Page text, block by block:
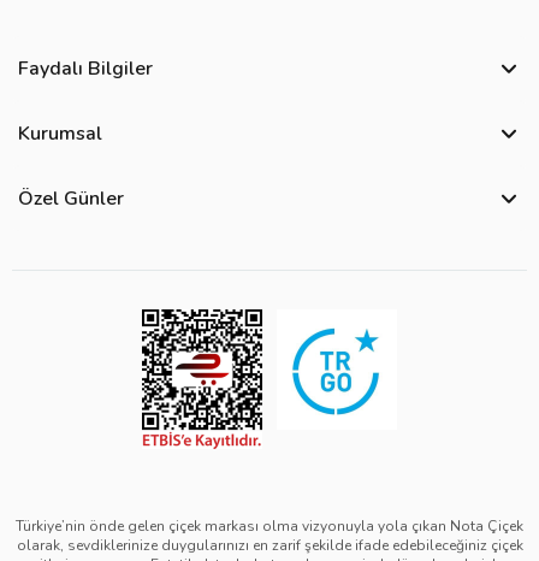
Faydalı Bilgiler
Site Haritası
Görsel Kontrol Süreci
Ürün Sıralama Kriterleri
Kurumsal
Üyelik Sözleşmesi
Mesafeli Satış Sözleşmesi
Kurumsal Müşterilerimiz
Özel Günler
Kadınlar Günü Çiçekleri
Sevgililer Günü Çiçekleri
Anneler Günü Çiçekleri
Babalar Günü Çiçekleri
Türkiye’nin önde gelen çiçek markası olma vizyonuyla yola çıkan Nota Çiçek
olarak, sevdiklerinize duygularınızı en zarif şekilde ifade edebileceğiniz çiçek